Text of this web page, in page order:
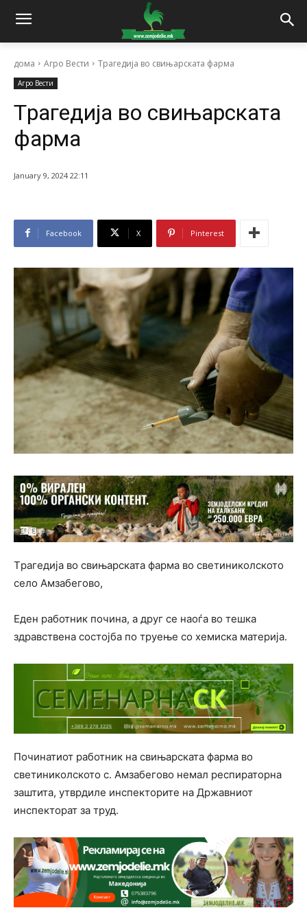
дома Агро Вести Tрагедија во свињарската фарма
Агро Вести
Tрагедија во свињарската
фарма
January 9, 2024 22:11
Facebook X Pinterest
Tрагедија во свињарската фарма во светиниколското
село Амзабегово,
Eден работник почина, а друг се наоѓа во тешка
здравствена состојба по труење со хемиска материја.
Починатиот работник на свињарската фарма во
светиниколското с. Амзабегово немал респираторна
заштита, утврдиле инспекторите на Државниот
инспекторат за труд.